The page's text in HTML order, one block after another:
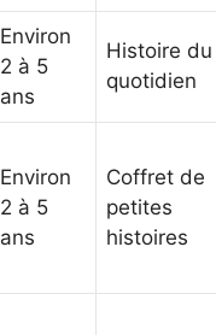
Environ
2 à 5
ans
Histoire du
quotidien
Environ
2 à 5
ans
Coffret de
petites
histoires